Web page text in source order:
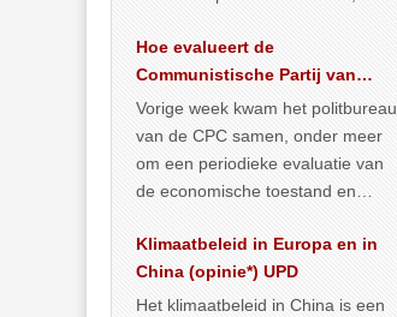
vergroening… >> lees meer
Hoe evalueert de
Communistische Partij van
China de economische
situatie?
Vorige week kwam het politbureau
van de CPC samen, onder meer
om een periodieke evaluatie van
de economische toestand en
publiceerden… >> lees meer
Klimaatbeleid in Europa en in
China (opinie*) UPD
Het klimaatbeleid in China is een